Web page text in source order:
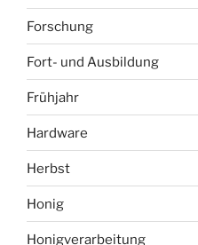
Forschung
Fort- und Ausbildung
Frühjahr
Hardware
Herbst
Honig
Honigverarbeitung